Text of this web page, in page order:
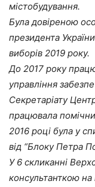
містобудування.
Була довіреною
президента
виборів 2019 року.
До 2017 року
управління
Секретаріату
працювала
2016 році була у
від “Блоку Петра
У 6 скликанні
консультанткою